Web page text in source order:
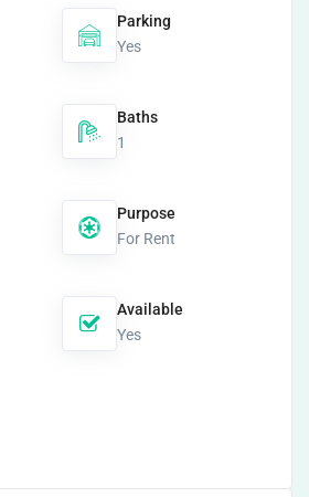
Parking
Yes
Baths
1
Purpose
For Rent
Available
Yes